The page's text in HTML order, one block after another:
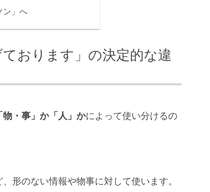
ン」へ
おります」の決定的な違
物・事」か「人」かによって使い分けるの
形のない情報や物事に対して使います。